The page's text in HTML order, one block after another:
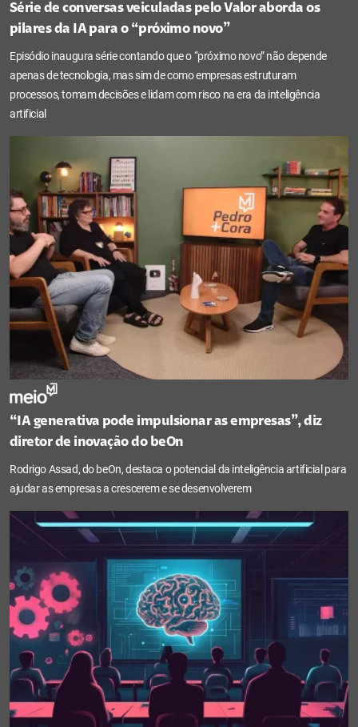
Série de conversas veiculadas pelo Valor aborda os
pilares da IA para o “próximo novo”
Episódio inaugura série contando que o “próximo novo” não depende
apenas de tecnologia, mas sim de como empresas estruturam
processos, tomam decisões e lidam com risco na era da inteligência
artificial
“IA generativa pode impulsionar as empresas”, diz
diretor de inovação do beOn
Rodrigo Assad, do beOn, destaca o potencial da inteligência artificial para
ajudar as empresas a crescerem e se desenvolverem